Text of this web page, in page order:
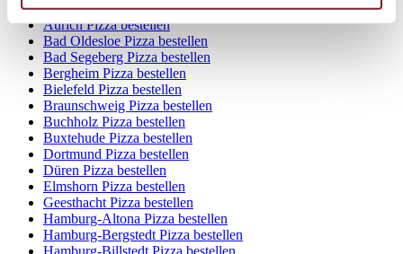
Ahrensburg Pizza bestellen
Aurich Pizza bestellen
Bad Oldesloe Pizza bestellen
Bad Segeberg Pizza bestellen
Bergheim Pizza bestellen
Bielefeld Pizza bestellen
Braunschweig Pizza bestellen
Buchholz Pizza bestellen
Buxtehude Pizza bestellen
Dortmund Pizza bestellen
Düren Pizza bestellen
Elmshorn Pizza bestellen
Geesthacht Pizza bestellen
Hamburg-Altona Pizza bestellen
Hamburg-Bergstedt Pizza bestellen